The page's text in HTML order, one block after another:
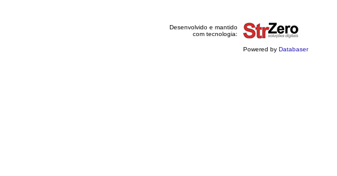
Desenvolvido e mantido
com tecnologia:
Powered by Databaser